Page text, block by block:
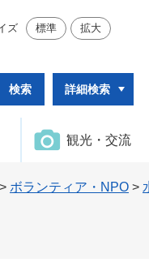
ズ 標準 拡大
詳細検索
観光・交流
> ボランティア・NPO >